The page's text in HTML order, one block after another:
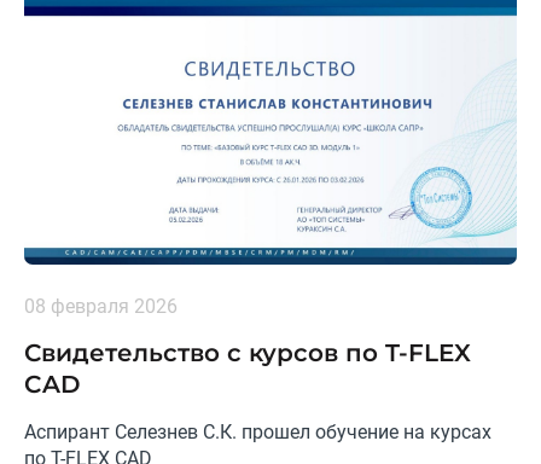
08 февраля 2026
Свидетельство с курсов по T-FLEX
CAD
Аспирант Селезнев С.К. прошел обучение на курсах
по T-FLEX CAD